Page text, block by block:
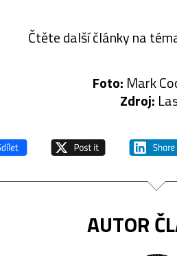
Čtěte další články na
Foto: Mark
Zdroj:
AUTOR